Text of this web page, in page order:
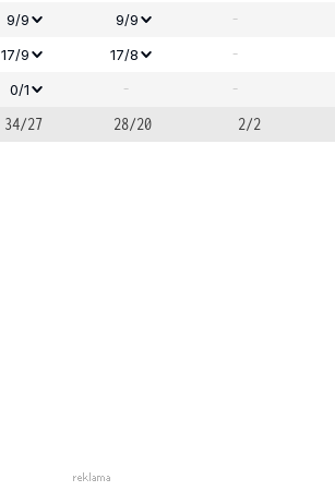
9/9 9/9 -
17/9 17/8 -
0/1 -
-
34/27 28/20 2/2